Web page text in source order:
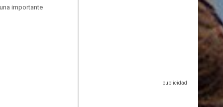
importante